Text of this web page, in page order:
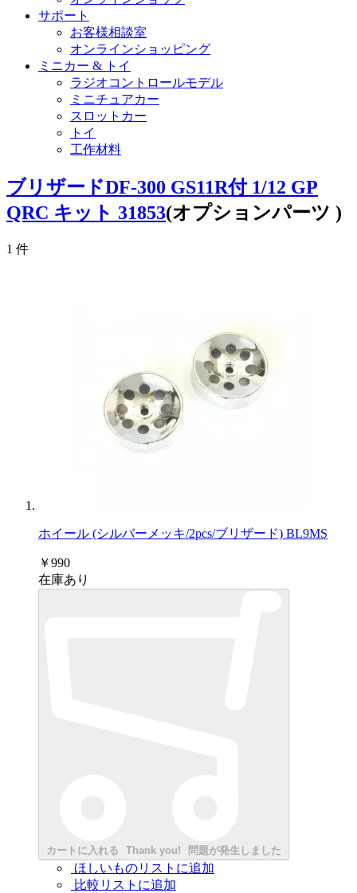
サポート
お客様相談室
オンラインショッピング
ミニカー & トイ
ラジオコントロールモデル
ミニチュアカー
スロットカー
トイ
工作材料
ブリザードDF-300 GS11R付 1/12 GP
QRC キット 31853(オプションパーツ )
1 件
ホイール (シルバーメッキ/2pcs/ブリザード) BL9MS
￥990
在庫あり
カートに入れる Thank you! 問題が発生しました
ほしいものリストに追加
比較リストに追加